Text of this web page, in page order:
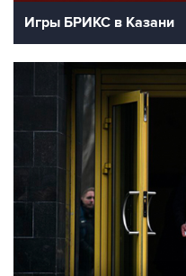
Игры БРИКС в Казани